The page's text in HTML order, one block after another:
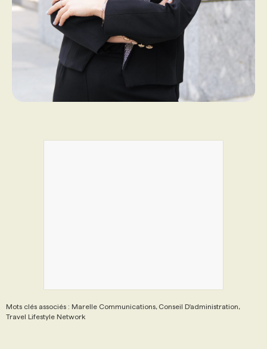
Mots clés associés : Marelle Communications, Conseil D'administration,
Travel Lifestyle Network